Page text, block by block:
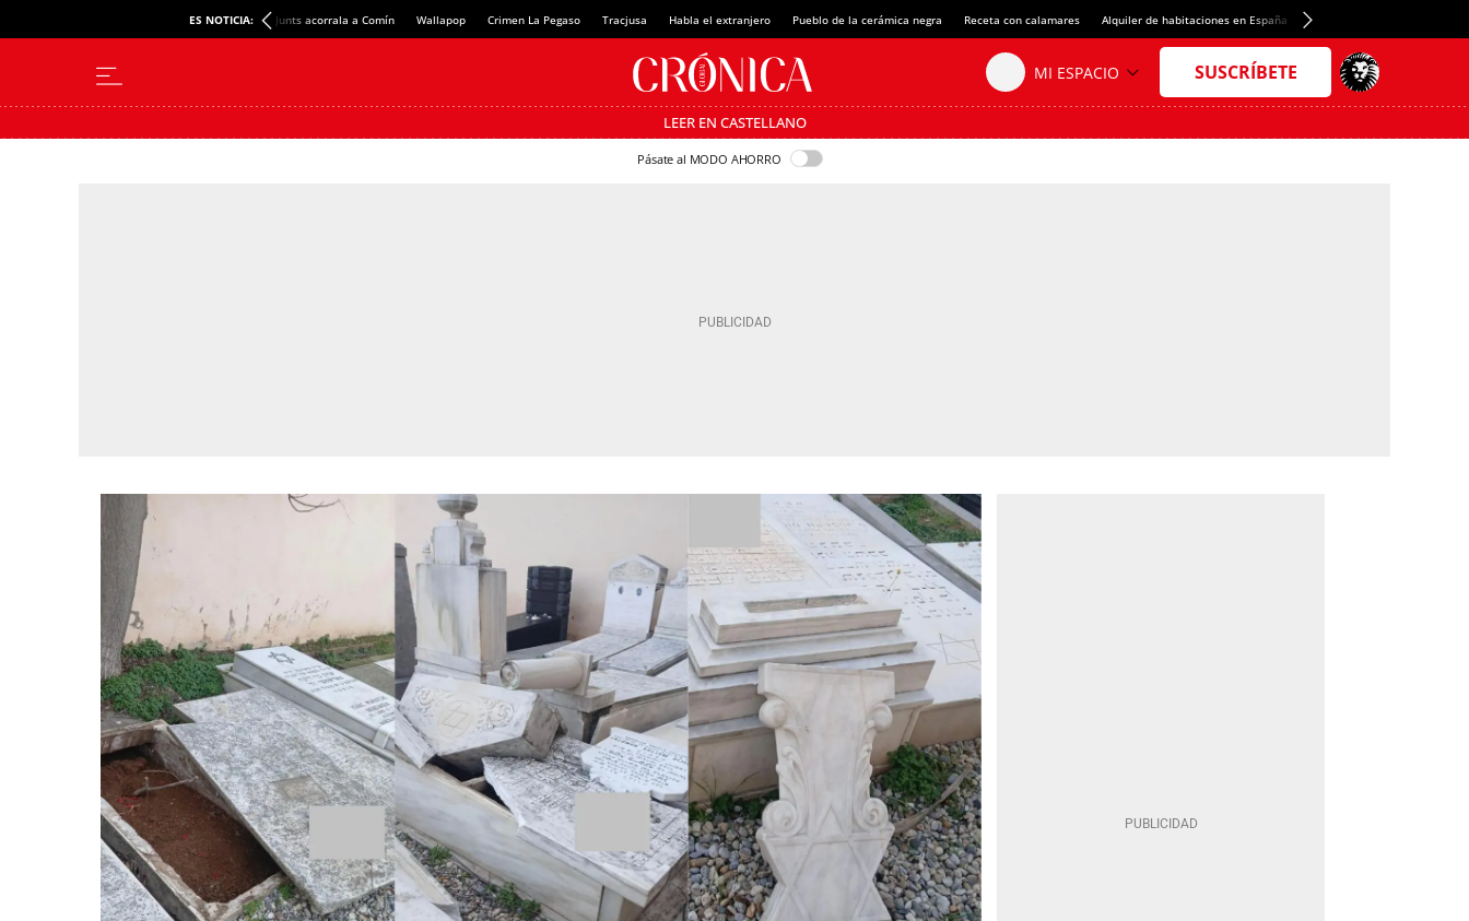
ES NOTICIA: Junts acorrala a Comín Wallapop Crimen La Pegaso Tracjusa Habla el extranjero Pueblo de la cerámica negra Receta con calamares Alquiler de habitaciones en España Crédito del Spotify Camp Nou
LEER EN CASTELLANO
Pásate al MODO AHORRO